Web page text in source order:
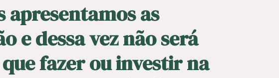
apresentamos as
e dessa vez não será
fazer ou investir na